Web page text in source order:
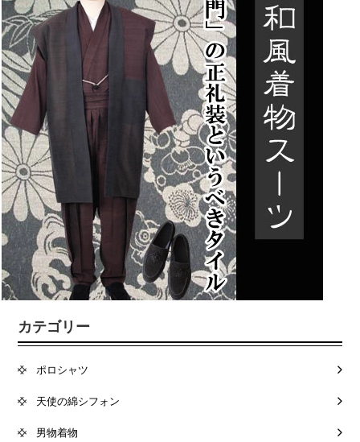
カテゴリー
ポロシャツ
天使の綿シフォン
男物着物